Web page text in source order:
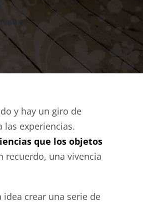
y hay un giro de
las experiencias.
que los objetos
recuerdo, una vivencia
idea crear una serie de